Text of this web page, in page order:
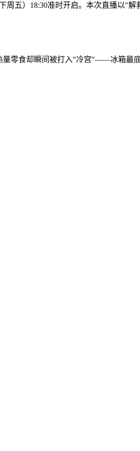
周五）18:30准时开启。本次直播以"
量零食却瞬间被打入"冷宫"——冰箱最